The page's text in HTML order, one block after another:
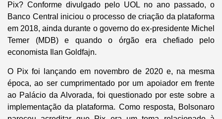
Pix? Conforme divulgado pelo UOL no ano passado, o
Banco Central iniciou o processo de criação da plataforma
em 2018, ainda durante o governo do ex-presidente Michel
Temer (MDB) e quando o órgão era chefiado pelo
economista Ilan Goldfajn.
O Pix foi lançando em novembro de 2020 e, na mesma
época, ao ser cumprimentado por um apoiador em frente
ao Palácio da Alvorada, foi questionado por este sobre a
implementação da plataforma. Como resposta, Bolsonaro